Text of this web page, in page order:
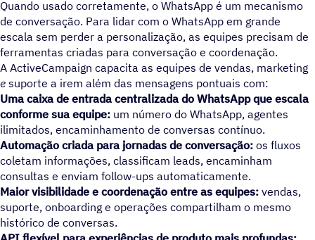
Quando usado corretamente, o WhatsApp é um mecanismo
de conversação. Para lidar com o WhatsApp em grande
escala sem perder a personalização, as equipes precisam de
ferramentas criadas para conversação e coordenação.
A ActiveCampaign capacita as equipes de vendas, marketing
e suporte a irem além das mensagens pontuais com:
Uma caixa de entrada centralizada do WhatsApp que escala
conforme sua equipe: um número do WhatsApp, agentes
ilimitados, encaminhamento de conversas contínuo.
Automação criada para jornadas de conversação: os fluxos
coletam informações, classificam leads, encaminham
consultas e enviam follow-ups automaticamente.
Maior visibilidade e coordenação entre as equipes: vendas,
suporte, onboarding e operações compartilham o mesmo
histórico de conversas.